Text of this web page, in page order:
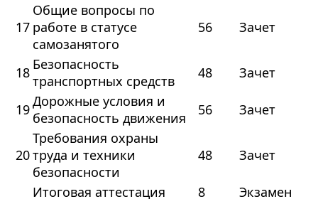
17
Общие вопросы по
работе в статусе
самозанятого
56 Зачет
18 Безопасность
транспортных средств
48 Зачет
19Дорожные условия и
безопасность движения
56 Зачет
20
Требования охраны
труда и техники
безопасности
48 Зачет
Итоговая аттестация 8
Экзамен